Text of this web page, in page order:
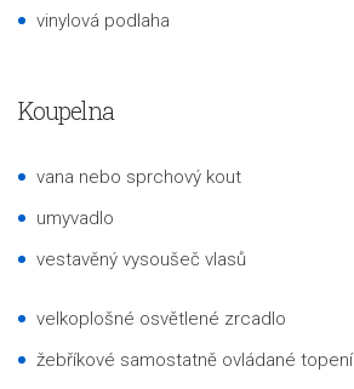
vinylová podlaha
Koupelna
vana nebo sprchový kout
umyvadlo
vestavěný vysoušeč vlasů
velkoplošné osvětlené zrcadlo
žebříkové samostatně ovládané topení